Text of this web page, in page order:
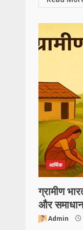
आर्थिक
ग्रामीण
और समाधान
Admin